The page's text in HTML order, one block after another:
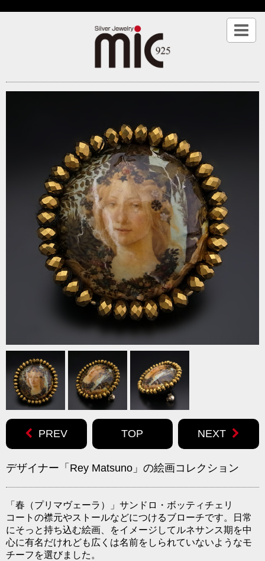
PREV TOP NEXT
デザイナー「Rey Matsuno」の絵画コレクション
「春（プリマヴェーラ）」サンドロ・ボッティチェリ
コートの襟元やストールなどにつけるブローチです。日常
にそっと持ち込む絵画、をイメージしてルネサンス期を中
心に有名だけれども広くは名前をしられていないようなモ
チーフを選びました。